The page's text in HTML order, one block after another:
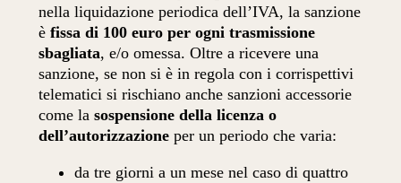
nella liquidazione periodica dell’IVA, la sanzione
èfissa di 100 euro per ogni trasmissione
sbagliata, e/o omessa. Oltre a ricevere una
sanzione, se non si è in regola con i corrispettivi
telematici si rischiano anche sanzioni accessorie
come lasospensione della licenza o
dell’autorizzazione per un periodo che varia:
da tre giorni a un mese nel caso di quattro